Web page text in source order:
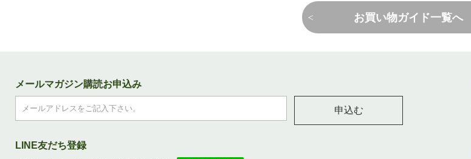
お買い物ガイド一覧へ
メールマガジン購読お申込み
申込む
LINE友だち登録